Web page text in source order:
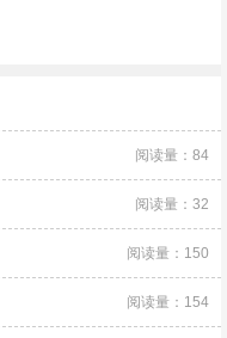
阅读量：84
阅读量：32
阅读量：150
阅读量：154